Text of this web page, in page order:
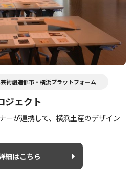
術創造都市・横浜プラットフォーム
ジェクト
ーが連携して、横浜土産のデザイン
細はこちら